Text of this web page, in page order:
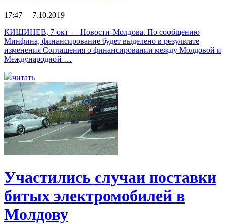
17:47 7.10.2019
КИШИНЕВ, 7 окт — Новости-Молдова. По сообщению
Минфина, финансирование будет выделено в результате
изменения Соглашения о финансировании между Молдовой и
Международной …
читать
Участились случаи поставки
битых электромобилей в
Молдову